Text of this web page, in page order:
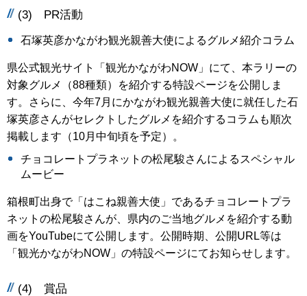
(3) PR活動
石塚英彦かながわ観光親善大使によるグルメ紹介コラム
県公式観光サイト「観光かながわNOW」にて、本ラリーの
対象グルメ（88種類）を紹介する特設ページを公開しま
す。さらに、今年7月にかながわ観光親善大使に就任した石
塚英彦さんがセレクトしたグルメを紹介するコラムも順次
掲載します（10月中旬頃を予定）。
チョコレートプラネットの松尾駿さんによるスペシャル
ムービー
箱根町出身で「はこね親善大使」であるチョコレートプラ
ネットの松尾駿さんが、県内のご当地グルメを紹介する動
画をYouTubeにて公開します。公開時期、公開URL等は
「観光かながわNOW」の特設ページにてお知らせします。
(4) 賞品